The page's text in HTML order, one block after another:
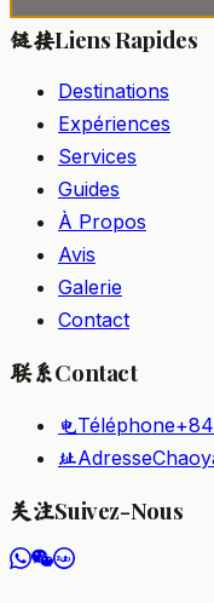
链接Liens Rapides
Destinations
Expériences
Services
Guides
À Propos
Avis
Galerie
Contact
联系Contact
电Téléphone
址Adresse
关注Suivez-Nous